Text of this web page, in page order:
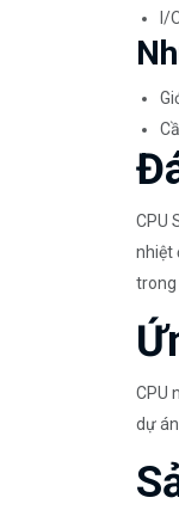
I/
CPU
nhiệt
trong
CPU
dự